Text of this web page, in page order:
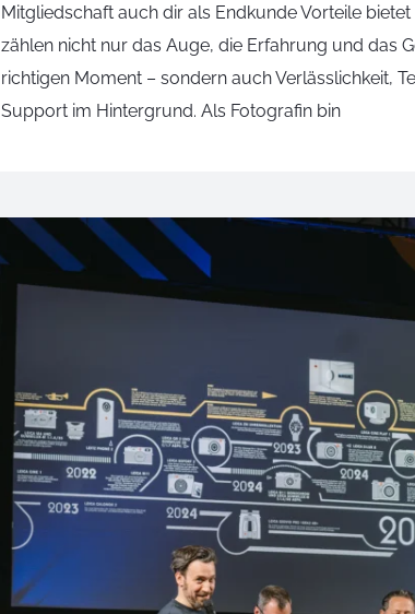
Mitgliedschaft auch dir als Endkunde Vorteile
zählen nicht nur das Auge, die Erfahrung und das
richtigen Moment – sondern auch Verlässlichkeit,
Support im Hintergrund. Als Fotografin bin
Content Credentials und digitale
Transparenz auf der OMR